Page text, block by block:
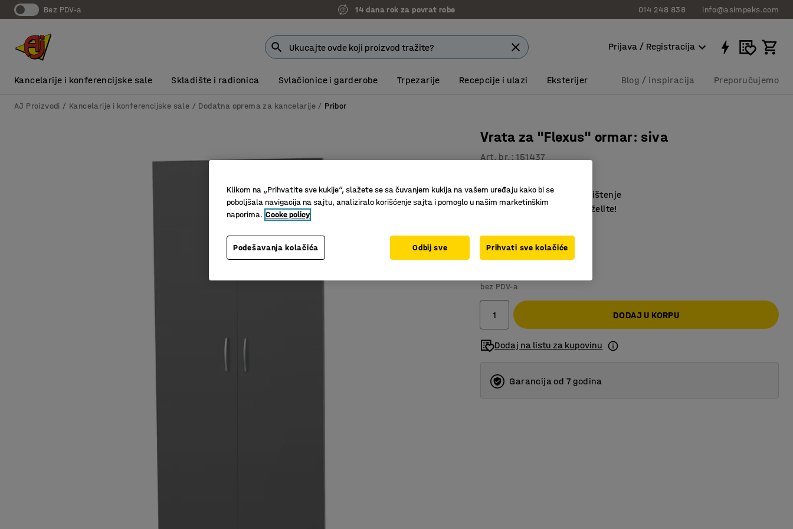
bez PDV-a 14 dana rok za povrat robe 014 248 838 info@asimpeks.com
Prijava / Registracija
Kancelarije i konferencijske sale Skladište i radionica Svlačionice i garderobe Trpezarije Recepcije i ulazi Eksterijer Blog / inspiracija Preporučujemo
AJ Proizvodi Kancelarije i konferencijske sale Dodatna oprema za kancelarije Pribor
Vrata za "Flexus" ormar: siva
Art. br. :151437
Pruža prilagođeno skladištenje
Mešajte i spajajte kako želite!
bez PDV-a
DODAJ U KORPU
Dodaj na listu za kupovinu
Garancija od 7 godina
Klikom na „Prihvatite sve kukije“, slažete se sa čuvanjem kukija na vašem uređaju kako bi se
poboljšala navigacija na sajtu, analiziralo korišćenje sajta i pomoglo u našim marketinškim
naporima. Cooke policy
Podešavanja kolačića Odbij sve Prihvati sve kolačiće